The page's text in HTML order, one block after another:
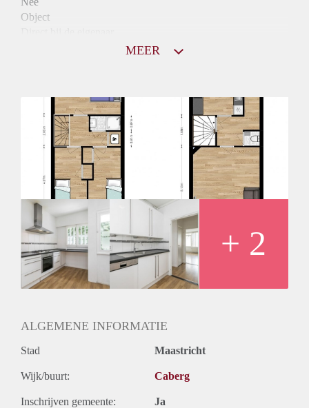
Object
Huurtoeslag
Mogelijk
Inkomen eis
Huurtermijn
Onbepaalde termijn
Oplevering
Kaal
MEER
+ 2
ALGEMENE INFORMATIE
Stad Maastricht
Wijk/buurt: Caberg
Inschrijven gemeente: Ja